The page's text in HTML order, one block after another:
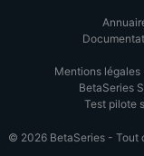
Mentions légales
BetaSeries
Test pilote
© 2026 BetaSeries - Tout